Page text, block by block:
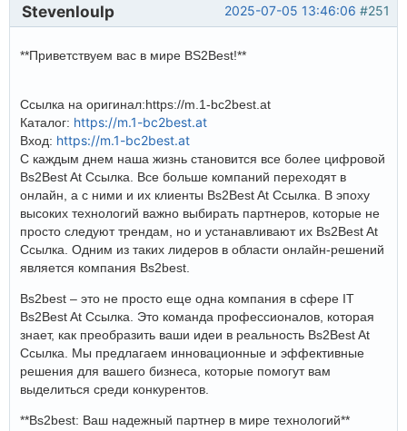
#251
2025-07-05 13:46:06
Stevenloulp
**Приветствуем вас в мире BS2Best!**
Ссылка на оригинал:https://m.1-bc2best.at
Каталог: https://m.1-bc2best.at
Вход: https://m.1-bc2best.at
С каждым днем наша жизнь становится все более цифровой
Bs2Best At Ссылка. Все больше компаний переходят в
онлайн, а с ними и их клиенты Bs2Best At Ссылка. В эпоху
высоких технологий важно выбирать партнеров, которые не
просто следуют трендам, но и устанавливают их Bs2Best At
Ссылка. Одним из таких лидеров в области онлайн-решений
является компания Bs2best.
Bs2best – это не просто еще одна компания в сфере IT
Bs2Best At Ссылка. Это команда профессионалов, которая
знает, как преобразить ваши идеи в реальность Bs2Best At
Ссылка. Мы предлагаем инновационные и эффективные
решения для вашего бизнеса, которые помогут вам
выделиться среди конкурентов.
**Bs2best: Ваш надежный партнер в мире технологий**